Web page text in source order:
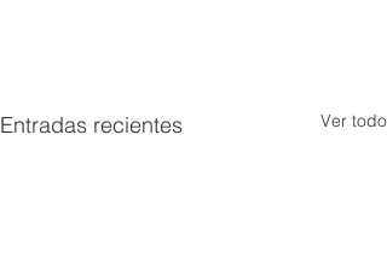
Entradas recientes Ver todo